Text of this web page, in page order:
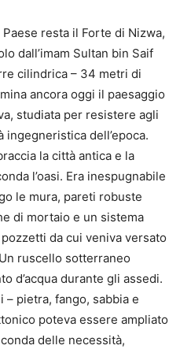
resta il Forte di Nizwa,
dall’imam Sultan bin Saif
cilindrica – 34 metri di
ancora oggi il paesaggio
studiata per resistere agli
dell’epoca.
la città antica e la
l’oasi. Era inespugnabile
le mura, pareti robuste
di mortaio e un sistema
da cui veniva versato
ruscello sotterraneo
d’acqua durante gli assedi.
– pietra, fango, sabbia e
poteva essere ampliato
delle necessità,